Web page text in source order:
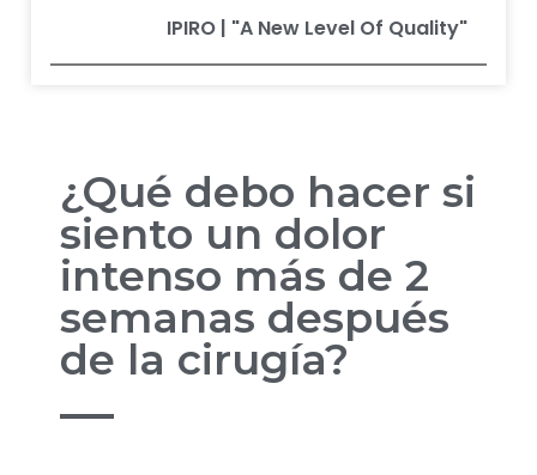
IPIRO | "A New Level Of Quality"
¿Qué debo hacer si
siento un dolor
intenso más de 2
semanas después
de la cirugía?